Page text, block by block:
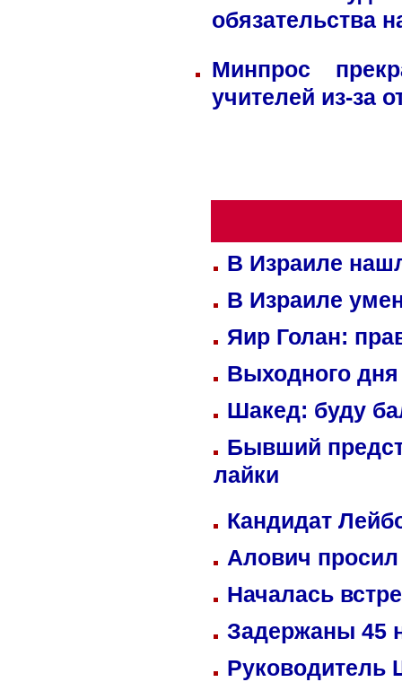
обязательства
Минпрос
учителей из-за
В Израиле
В Израиле
Яир Голан:
Выходного
Шакед: буду
Бывший
лайки
Кандидат
Алович просил
Началась
Задержаны 45
Руководитель